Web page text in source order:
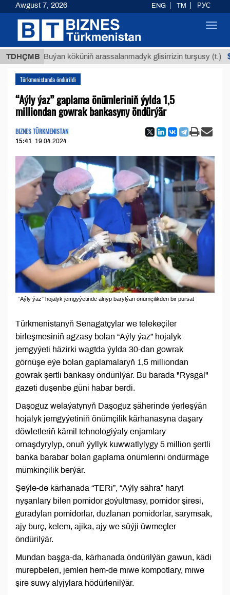
TDHÇMB
Buýan köküniň arassalanmadyk glisirrizin turşusy (t.)
Türkmenistanda öndürildi
“Aýly ýaz” gaplama önümleriniň ýylda 1,5
milliondan gowrak bankasyny öndürýär
BIZNES TÜRKMENISTAN
15:41 19.04.2024
“Aýly ýaz” hojalyk jemgyýetinde alnyp barylýan önümçilikden bir pursat
Türkmenistanyň Senagatçylar we telekeçiler
birleşmesiniň agzasy bolan “Aýly ýaz” hojalyk
jemgyýeti häzirki wagtda ýylda 30-dan gowrak
görnüşe eýe bolan gaplamalaryň 1,5 milliondan
gowrak şertli bankasy öndürilýär. Bu barada "Rysgal"
gazeti duşenbe güni habar berdi.
Daşoguz welaýatynyň Daşoguz şäherinde ýerleşýän
hojalyk jemgyýetiniň önümçilik kärhanasyna daşary
döwletleriň kämil tehnologiýaly enjamlary
ornaşdyrylyp, onuň ýyllyk kuwwatlylygy 5 million şertli
banka barabar bolan gaplama önümlerini öndürmäge
mümkinçilik berýär.
Şeýle-de kärhanada “TERi”, “Aýly sähra” haryt
nyşanlary bilen pomidor goýultmasy, pomidor şiresi,
guradylan pomidorlar, duzlanan pomidorlar, sarymsak,
ajy burç, kelem, ajika, ajy we süýji üwmeçler
öndürilýär.
Mundan başga-da, kärhanada öndürilýän gawun, kädi
mürepbeleri, jemleri hem-de miwe kompotlary, miwe
şire suwy alyjylara hödürlenilýär.
Awgust 7, 2026 ENG TM РУС